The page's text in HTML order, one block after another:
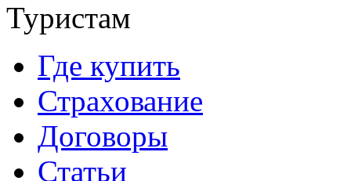
Туристам
Где купить
Страхование
Договоры
Статьи